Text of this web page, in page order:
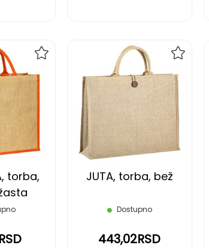
torba,
JUTA, torba, bež
Dostupno
443,02RSD
LISTU